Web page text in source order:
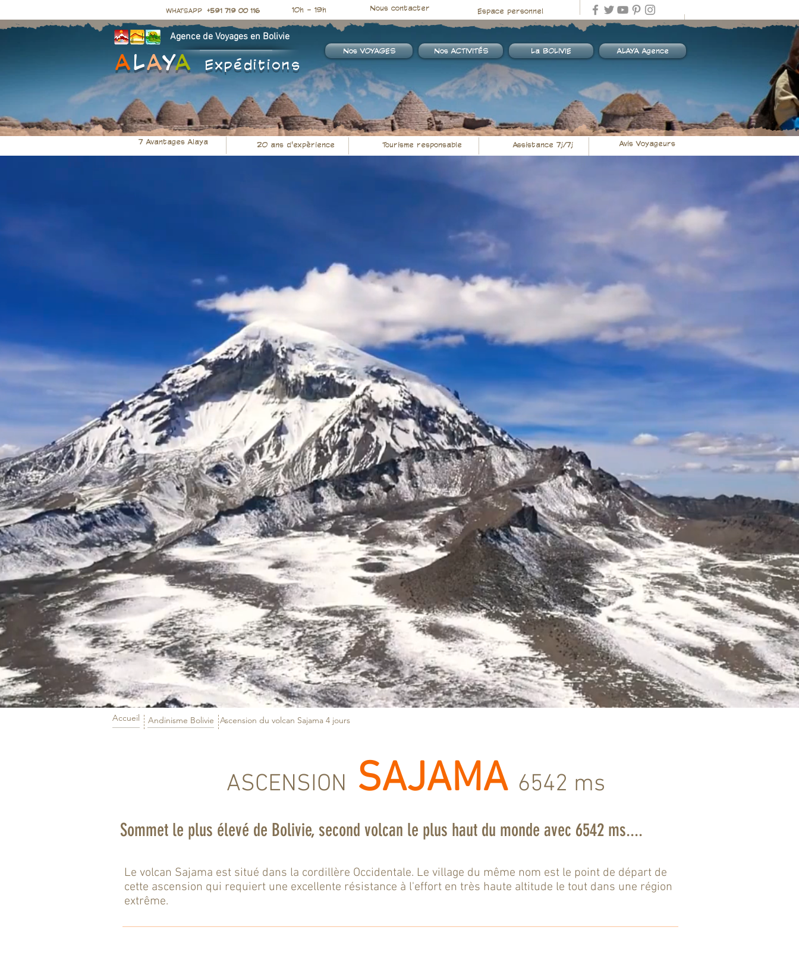
WHATSAPP +591 719 00 116 10h - 19h Nous contacter Espace personnel
Agence de Voyages en Bolivie​
ALAYA Expéditions
Nos VOYAGES Nos ACTIVITÉS La BOLIVIE ALAYA Agence
7 Avantages Alaya 20 ans d'expèrience Tourisme responsable Assistance 7j/7j Avis Voyageurs
Accueil Andinisme Bolivie Ascension du volcan Sajama 4 jours
Ascension sommet volcan Sajama en Bolivie
ASCENSION SAJAMA 6542 ms
Sommet le plus élevé de Bolivie, second volcan le plus haut du monde avec 6542 ms....
Le volcan Sajama est situé dans la cordillère Occidentale. Le village du même nom est le point de départ de
cette ascension qui requiert une excellente résistance à l'effort en très haute altitude le tout dans une région
extrême.